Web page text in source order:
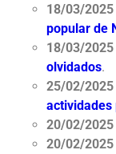
18/03/
popular de
18/03/
olvidados.
25/02/
actividades
20/02/
20/02/